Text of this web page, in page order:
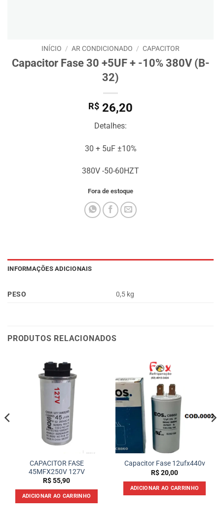
INÍCIO / AR CONDICIONADO / CAPACITOR
Capacitor Fase 30 +5UF + -10% 380V (B-
32)
R$ 26,20
Detalhes:
30 + 5uF ±10%
380V -50-60HZT
Fora de estoque
INFORMAÇÕES ADICIONAIS
PESO 0,5 kg
PRODUTOS RELACIONADOS
CAPACITOR FASE
45MFX250V 127V
R$55,90
ADICIONAR AO CARRINHO
Capacitor Fase 12ufx440v
R$20,00
ADICIONAR AO CARRINHO